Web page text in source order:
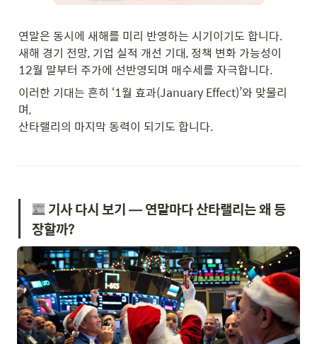
연말은 동시에 새해를 미리 반영하는 시기이기도 합니다.
새해 경기 전망, 기업 실적 개선 기대, 정책 변화 가능성이
12월 말부터 주가에 선반영되며 매수세를 자극합니다.
이러한 기대는 흔히 ‘1월 효과(January Effect)’와 맞물리
며,
산타랠리의 마지막 동력이 되기도 합니다.
기사 다시 보기 — 연말마다 산타랠리는 왜 등
장할까?